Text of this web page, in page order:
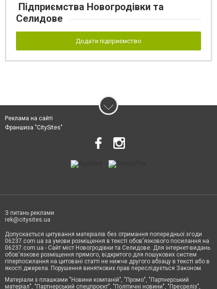
Підприємства Новогродівки та
Селидове
Додати підприємство
Реклама на сайті
Франшиза "CitySites"
З питань реклами
rek@citysites.ua
Допускається цитування матеріалів без отримання попередньої згоди
06237.com.ua за умови розміщення в тексті обов'язкового посилання на
06237.com.ua - Сайт міст Новогродівки та Селидове. Для інтернет-видань
обов'язкове розміщення прямого, відкритого для пошукових систем
гіперпосилання на цитовані статті не нижче другого абзацу в тексті або в
якості джерела. Порушення виняткових прав переслідується Законом.
Матеріали з плашками "Новини компаній", "Промо", "Партнерський
матеріал", "Партнерський спецпроєкт", "Політичні новини", "Пресреліз",